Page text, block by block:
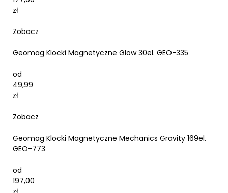
zł
Zobacz
Geomag Klocki Magnetyczne Glow 30el. GEO-335
od
49,99
zł
Zobacz
Geomag Klocki Magnetyczne Mechanics Gravity 169el.
GEO-773
od
197,00